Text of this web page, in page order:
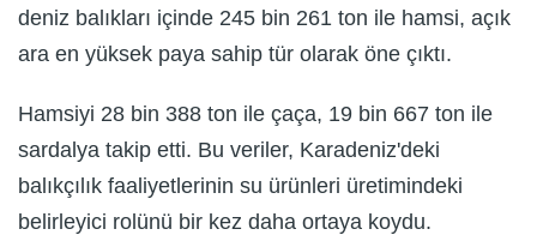
deniz balıkları içinde 245 bin 261 ton ile hamsi, açık
ara en yüksek paya sahip tür olarak öne çıktı.
Hamsiyi 28 bin 388 ton ile çaça, 19 bin 667 ton ile
sardalya takip etti. Bu veriler, Karadeniz'deki
balıkçılık faaliyetlerinin su ürünleri üretimindeki
belirleyici rolünü bir kez daha ortaya koydu.